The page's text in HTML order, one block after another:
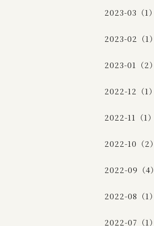
2023-03（1）
2023-02（1）
2023-01（2）
2022-12（1）
2022-11（1）
2022-10（2）
2022-09（4）
2022-08（1）
2022-07（1）